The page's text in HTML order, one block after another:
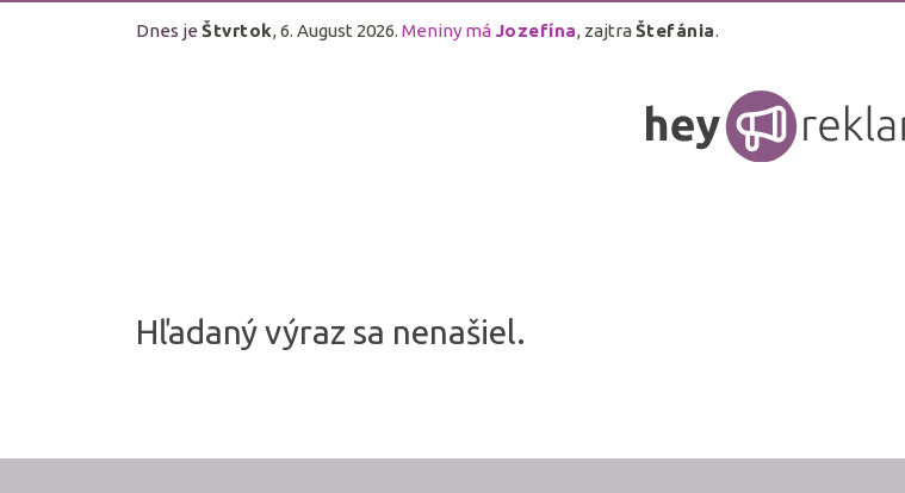
Dnes je Štvrtok, 6. August 2026. Meniny má Jozefína, zajtraŠtefánia.
Hľadaný výraz sa nenašiel.